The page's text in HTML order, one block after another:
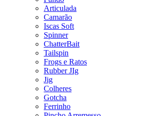
Articulada
Camarão
Iscas Soft
Spinner
ChatterBait
Tailspin
Frogs e Ratos
Rubber JIg
Jig
Colheres
Gotcha
Ferrinho